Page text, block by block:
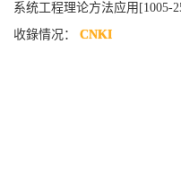
系统工程理论方法应用[1005-
收錄情况： CNKI